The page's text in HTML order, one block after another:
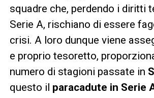
squadre che, perdendo i diritti
Serie A, rischiano di essere
crisi. A loro dunque viene
e proprio tesoretto,
numero di stagioni passate in
questo il paracadute in Serie